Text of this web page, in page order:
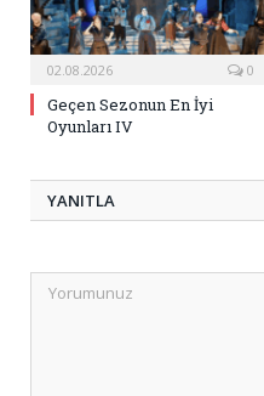
02.08.2026 0
Geçen Sezonun En İyi
Oyunları IV
YANITLA